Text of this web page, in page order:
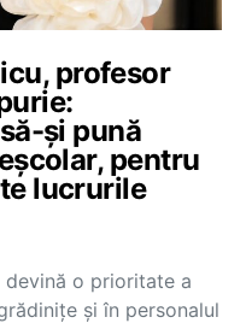
profesor
și pună
pentru
lucrurile
o prioritate a
și în personalul